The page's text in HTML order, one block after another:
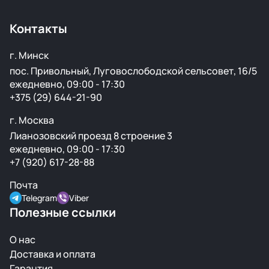
Контакты
г. Минск
пос. Привольный, Луговослободской сельсовет, 16/5
ежедневно, 09:00 - 17:30
+375 (29) 644-21-90
г. Москва
Лианозовский проезд 8 строение 3
ежедневно, 09:00 - 17:30
+7 (920) 617-28-88
Почта
Telegram Viber
Полезные ссылки
О нас
Доставка и оплата